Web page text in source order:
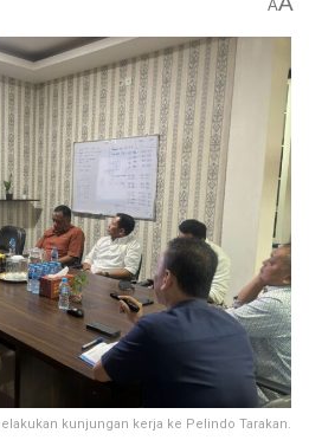
A
kunjungan kerja ke Pelindo Tarakan.